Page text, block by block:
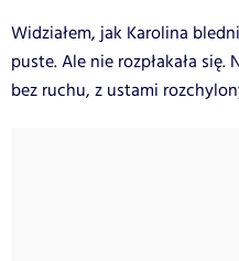
Widziałem, jak Karolina
puste. Ale nie rozpłakała się.
bez ruchu, z ustami